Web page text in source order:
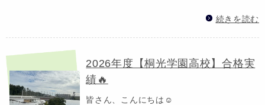
続きを読む
2026年度【桐光学園高校】合格実
績🔥
皆さん、こんにちは☺